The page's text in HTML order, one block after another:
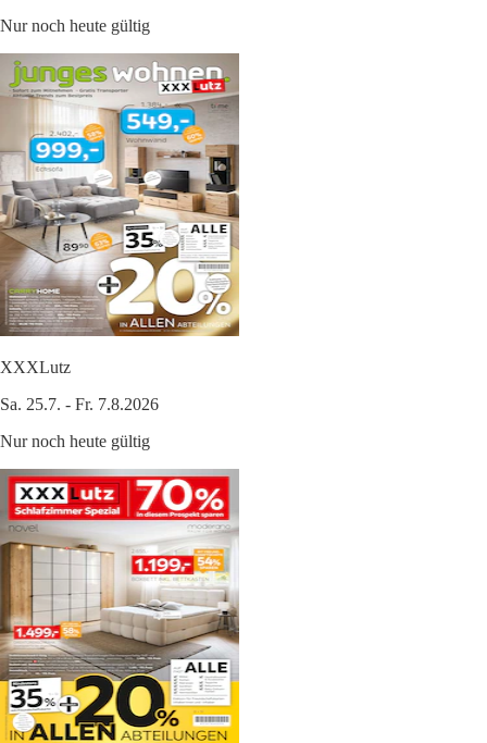
Nur noch heute gültig
XXXLutz
Sa. 25.7. - Fr. 7.8.2026
Nur noch heute gültig